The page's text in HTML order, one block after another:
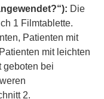
Die
1 Filmtablette.
Patienten mit
mit leichten
geboten bei
2.